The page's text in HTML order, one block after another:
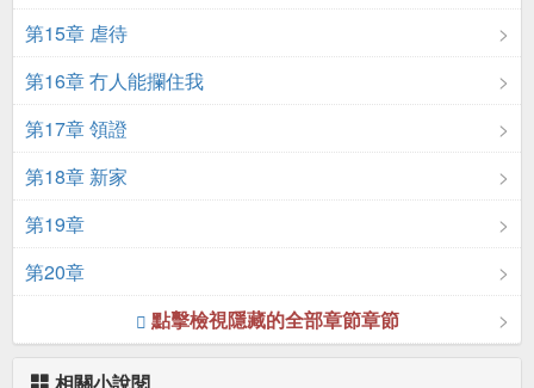
第15章 虐待
第16章 冇人能攔住我
第17章 領證
第18章 新家
第19章
第20章
點擊檢視隱藏的全部章節章節